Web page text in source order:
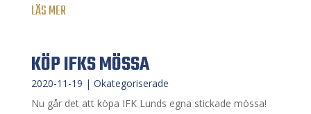
LÄS MER
KÖP IFKS MÖSSA
2020-11-19 | Okategoriserade
Nu går det att köpa IFK Lunds egna stickade mössa!